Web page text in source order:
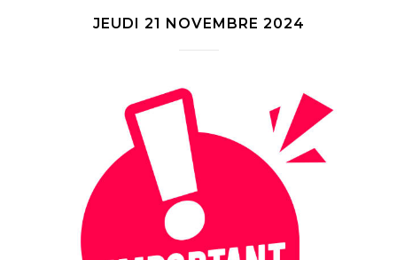
JEUDI 21 NOVEMBRE 2024